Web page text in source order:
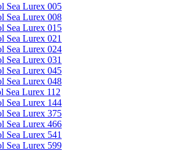
Sea Lurex 005
Sea Lurex 008
Sea Lurex 015
Sea Lurex 021
Sea Lurex 024
Sea Lurex 031
Sea Lurex 045
Sea Lurex 048
Sea Lurex 112
Sea Lurex 144
Sea Lurex 375
Sea Lurex 466
Sea Lurex 541
Sea Lurex 599